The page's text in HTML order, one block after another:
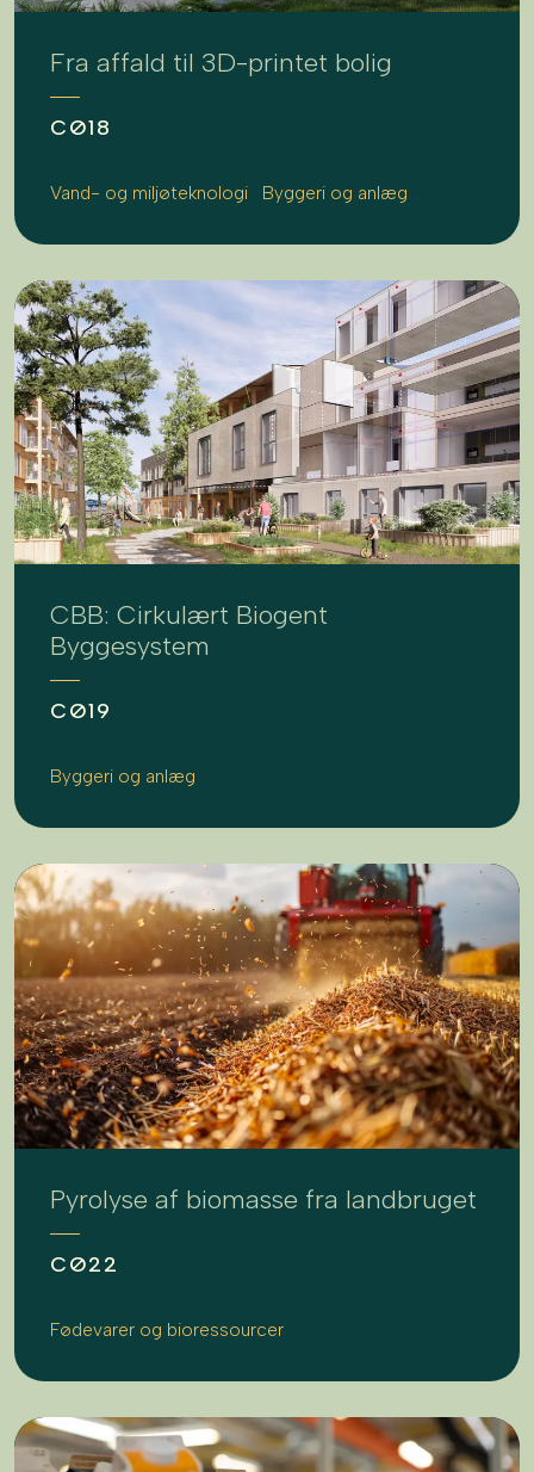
Fra affald til 3D-printet bolig
CØ18
Vand- og miljøteknologi Byggeri og anlæg
CBB: Cirkulært Biogent
Byggesystem
CØ19
Byggeri og anlæg
Pyrolyse af biomasse fra landbruget
CØ22
Fødevarer og bioressourcer